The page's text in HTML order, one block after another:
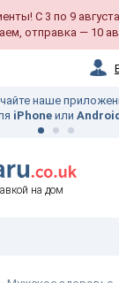
С 3 по 9
отправка — 10
наше
iPhone или Android
на дом